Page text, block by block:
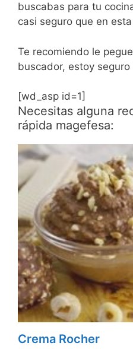
buscabas para tu
casi seguro que en
Te recomiendo le
buscador, estoy
[wd_asp id=1]
Necesitas alguna
rápida magefesa:
Crema Rocher